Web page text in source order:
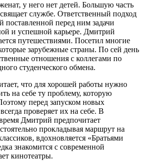
у него нет детей. Большую часть
службе. Ответственный подход
перед ним задачи
и успешной карьере. Дмитрий
путешествиями. Посетил многие
зарубежные страны. По сей день
отношения с коллегами по
студенческого обмена.
что для хорошей работы нужно
на себе ту проблему, которую
перед запуском новых
проверяет их на себе. В
Дмитрий предпочитает
прокладывая маршрут на
вдохновляется «Братьями
знакомится с современной
кинотеатры.